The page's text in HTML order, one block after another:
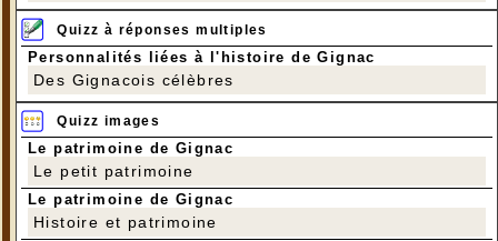
Quizz à réponses multiples
Personnalités liées à l'histoire de Gignac
Des Gignacois célèbres
Quizz images
Le patrimoine de Gignac
Le petit patrimoine
Le patrimoine de Gignac
Histoire et patrimoine